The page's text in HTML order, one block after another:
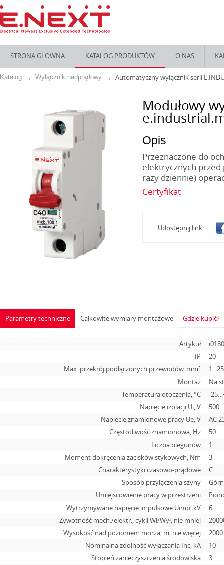
STRONA GLOWNA KATALOG PRODUKTÓW O NAS
Katalog Wyłącznik nadprądowy Automatyczny wyłącznik serii
Modułowy
Opis
Przeznaczone do
elektrycznych przed
razy dziennie)
Certyfikat
Udostępnij link:
Parametry techniczne
Artykuł
IP
20
Max. przekrój podłączonych przewodów, mm²
1...25
Montaż
Na
Temperatura otoczenia, °С
-
Napięcie izolacji Ui, V
500
Napięcie znamionowe pracy Ue, V
АС
Częstotliwość znamionowa, Hz
50
Liczba biegunów
1
Moment dokręcenia zacisków stykowych, Nm
3
Charakterystyki czasowo-prądowe
C
Sposób przyłączenia szyny
Umiejscowienie pracy w przestrzeni
Wytrzymywane napięcie impulsowe Uimp, kV
6
Żywotność mech./elektr., cykli Wł/Wył, nie mniej
Wysokość nad poziomem morza, m, nie więcej
2000
Nominalna zdolność wyłączania Inc, kA
10
Stopień zanieczyszczenia środowiska
3
Całkowite wymiary montażowe Gdzie kupić?